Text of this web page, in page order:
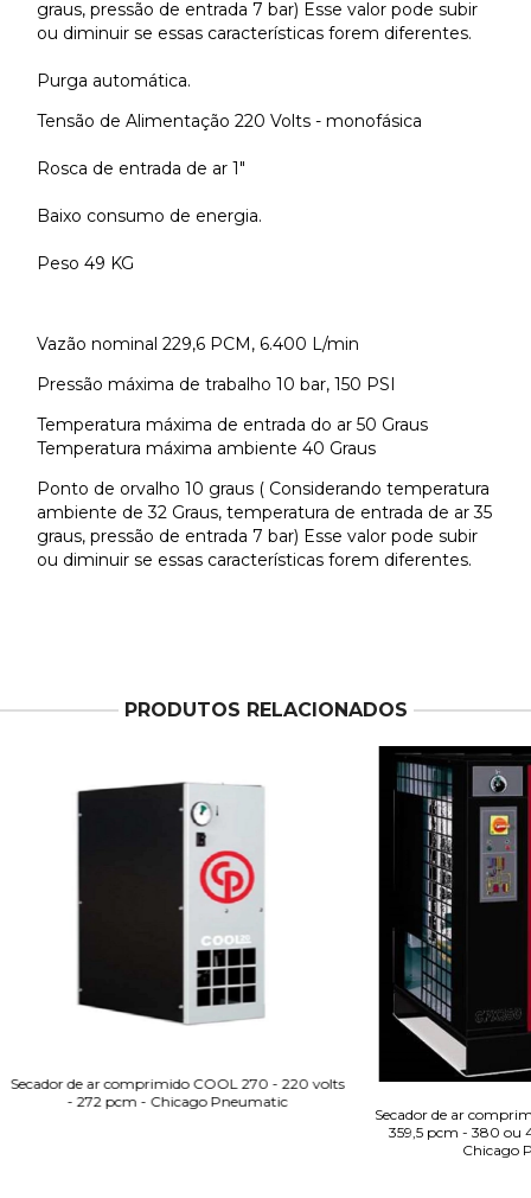
graus, pressão de entrada 7 bar) Esse valor pode subir
ou diminuir se essas características forem diferentes.
Purga automática.
Tensão de Alimentação 220 Volts - monofásica
Rosca de entrada de ar 1"
Baixo consumo de energia.
Peso 49 KG
Vazão nominal 229,6 PCM, 6.400 L/min
Pressão máxima de trabalho 10 bar, 150 PSI
Temperatura máxima de entrada do ar 50 Graus
Temperatura máxima ambiente 40 Graus
Ponto de orvalho 10 graus ( Considerando temperatura
ambiente de 32 Graus, temperatura de entrada de ar 35
graus, pressão de entrada 7 bar) Esse valor pode subir
ou diminuir se essas características forem diferentes.
PRODUTOS RELACIONADOS
Secador de ar comprimido COOL 270 - 220 volts
- 272 pcm - Chicago Pneumatic
Secador de ar
359,5 pcm - 380 ou
Chicago